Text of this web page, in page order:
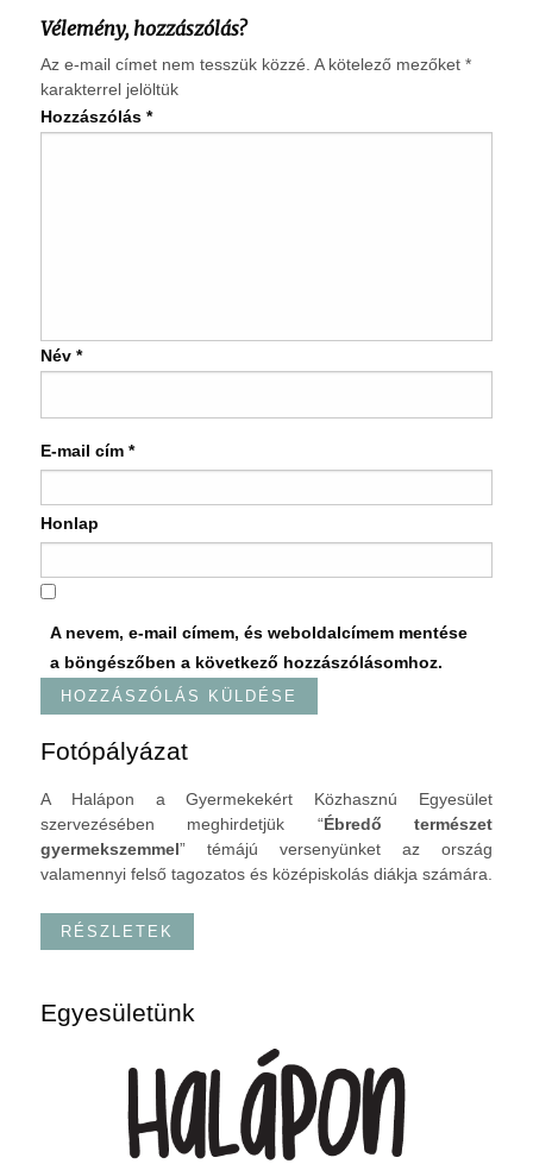
Vélemény, hozzászólás?
Az e-mail címet nem tesszük közzé. A kötelező mezőket *
karakterrel jelöltük
Hozzászólás *
Név *
E-mail cím *
Honlap
A nevem, e-mail címem, és weboldalcímem mentése
a böngészőben a következő hozzászólásomhoz.
Fotópályázat
A Halápon a Gyermekekért Közhasznú Egyesület
szervezésében meghirdetjük “Ébredő természet
gyermekszemmel” témájú versenyünket az ország
valamennyi felső tagozatos és középiskolás diákja számára.
RÉSZLETEK
Egyesületünk